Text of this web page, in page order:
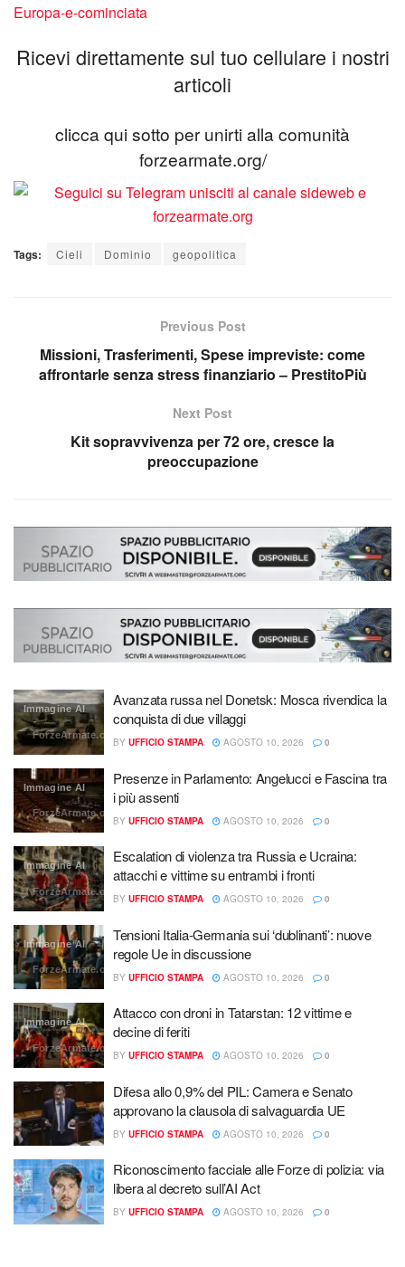
Europa-e-cominciata
Ricevi direttamente sul tuo cellulare i nostri
articoli
clicca qui sotto per unirti alla comunità
forzearmate.org/
Tags: Cieli Dominio geopolitica
Previous Post
Missioni, Trasferimenti, Spese impreviste: come
affrontarle senza stress finanziario – PrestitoPiù
Next Post
Kit sopravvivenza per 72 ore, cresce la
preoccupazione
Immagine AI
ForzeArmate.org
Avanzata russa nel Donetsk: Mosca rivendica la
conquista di due villaggi
BY UFFICIO STAMPA AGOSTO 10, 2026 0
Immagine AI
ForzeArmate.org
Presenze in Parlamento: Angelucci e Fascina tra
i più assenti
BY UFFICIO STAMPA AGOSTO 10, 2026 0
Immagine AI
ForzeArmate.org
Escalation di violenza tra Russia e Ucraina:
attacchi e vittime su entrambi i fronti
BY UFFICIO STAMPA AGOSTO 10, 2026 0
Immagine AI
ForzeArmate.org
Tensioni Italia-Germania sui ‘dublinanti’: nuove
regole Ue in discussione
BY UFFICIO STAMPA AGOSTO 10, 2026 0
Immagine AI
ForzeArmate.org
Attacco con droni in Tatarstan: 12 vittime e
decine di feriti
BY UFFICIO STAMPA AGOSTO 10, 2026 0
Difesa allo 0,9% del PIL: Camera e Senato
approvano la clausola di salvaguardia UE
BY UFFICIO STAMPA AGOSTO 10, 2026 0
Riconoscimento facciale alle Forze di polizia: via
libera al decreto sull’AI Act
BY UFFICIO STAMPA AGOSTO 10, 2026 0